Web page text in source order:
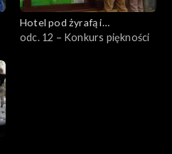
Hotel pod żyrafą i
nosorożcem
odc. 12 – Konkurs piękności